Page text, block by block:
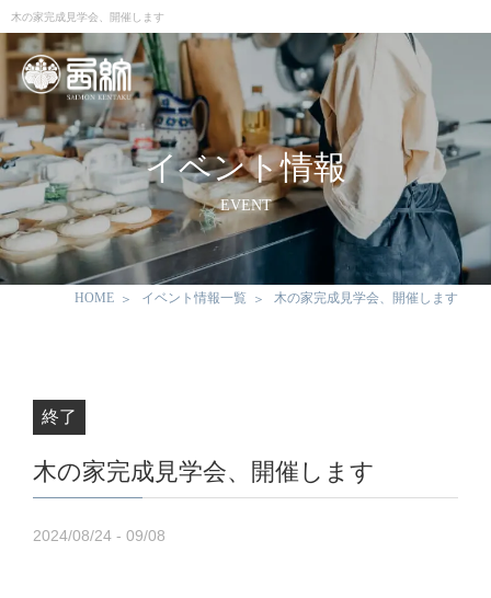
木の家完成見学会、開催します
イベント情報
EVENT
HOME イベント情報一覧 木の家完成見学会、開催します
終了
木の家完成見学会、開催します
2024/08/24 - 09/08